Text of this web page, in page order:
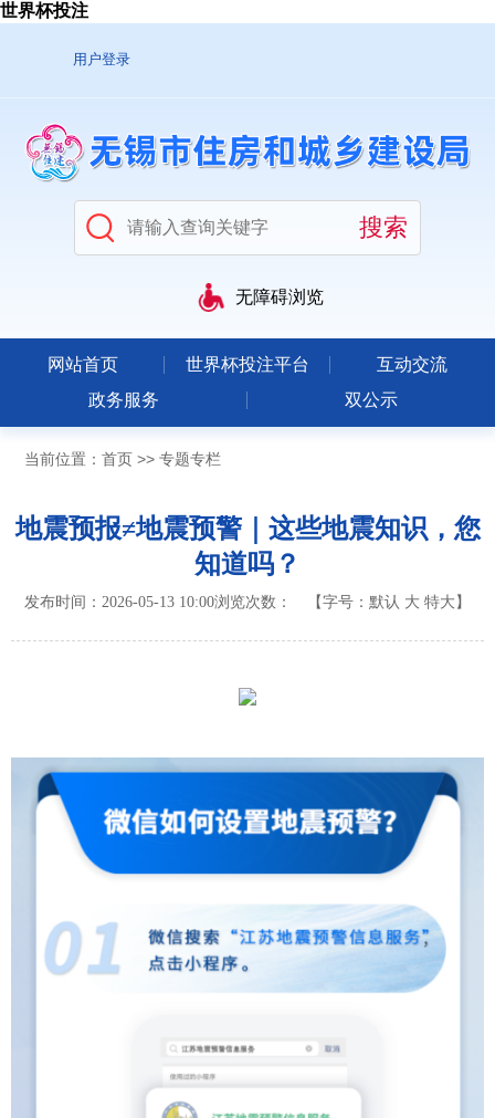
世界杯投注
用户登录
无障碍浏览
网站首页 世界杯投注平台
互动交流
政务服务
双公示
当前位置： 首页>> 专题专栏
地震预报≠地震预警｜这些地震知识，您
知道吗？
发布时间：2026-05-13 10:00浏览次数： 【字号： 默认 大 特大 】